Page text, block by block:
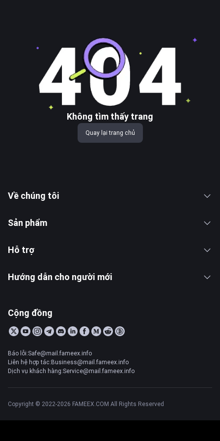
Không tìm thấy trang
Quay lại trang chủ
Về chúng tôi
Sản phẩm
Hỗ trợ
Hướng dẫn cho người mới
Cộng đồng
Báo lỗi:Safe@mail.fameex.info
Liên hệ hợp tác:Business@mail.fameex.info
Dịch vụ khách hàng:Service@mail.fameex.info
Copyright © 2022-2026 FAMEEX.COM All Rights Reserved